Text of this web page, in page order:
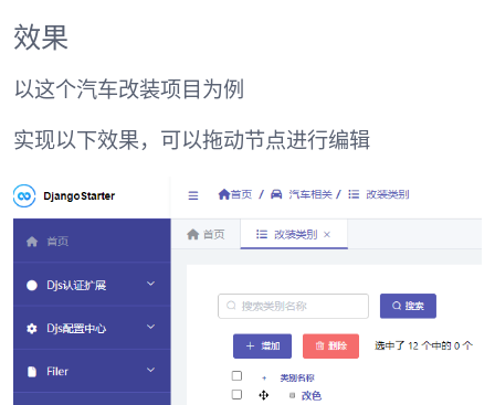
效果
以这个汽车改装项目为例
实现以下效果，可以拖动节点进行编辑